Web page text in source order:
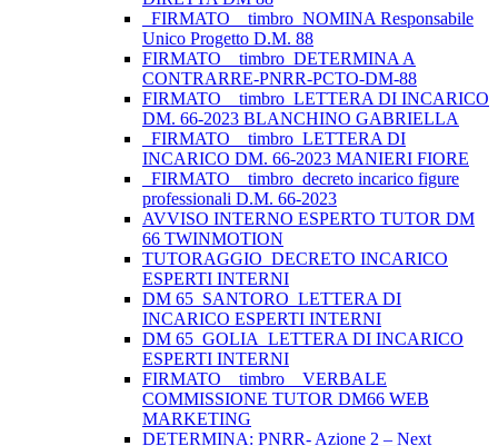
_FIRMATO__timbro_NOMINA Responsabile
Unico Progetto D.M. 88
FIRMATO__timbro_DETERMINA A
CONTRARRE-PNRR-PCTO-DM-88
FIRMATO__timbro_LETTERA DI INCARICO
DM. 66-2023 BLANCHINO GABRIELLA
_FIRMATO__timbro_LETTERA DI
INCARICO DM. 66-2023 MANIERI FIORE
_FIRMATO__timbro_decreto incarico figure
professionali D.M. 66-2023
AVVISO INTERNO ESPERTO TUTOR DM
66 TWINMOTION
TUTORAGGIO_DECRETO INCARICO
ESPERTI INTERNI
DM 65_SANTORO_LETTERA DI
INCARICO ESPERTI INTERNI
DM 65_GOLIA_LETTERA DI INCARICO
ESPERTI INTERNI
FIRMATO _ timbro _ VERBALE
COMMISSIONE TUTOR DM66 WEB
MARKETING
DETERMINA: PNRR- Azione 2 – Next